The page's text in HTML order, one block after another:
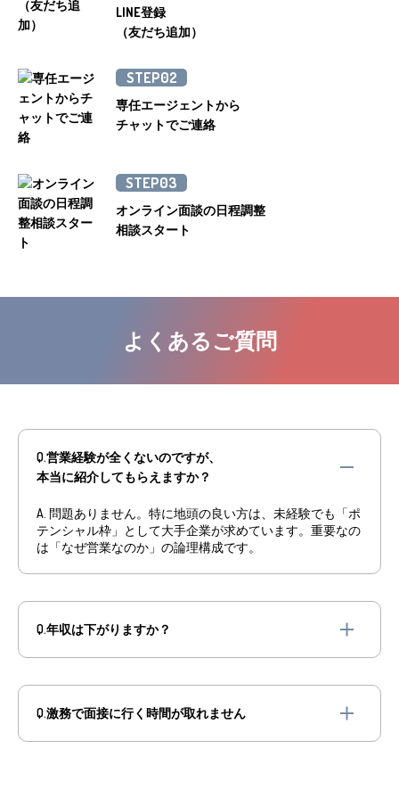
LINE登録
（友だち追加）
STEP02
専任エージェントから
チャットでご連絡
STEP03
オンライン面談の日程調整
相談スタート
よくあるご質問
Q.営業経験が全くないのですが、
本当に紹介してもらえますか？
A. 問題ありません。特に地頭の良い方は、未経験でも「ポ
テンシャル枠」として大手企業が求めています。重要なの
は「なぜ営業なのか」の論理構成です。
Q.年収は下がりますか？
Q.激務で面接に行く時間が取れません